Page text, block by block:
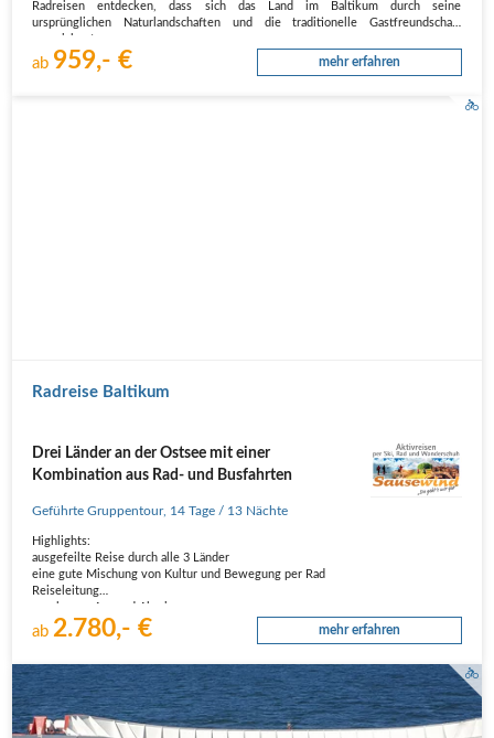
Radreisen entdecken, dass sich das Land im Baltikum durch seine
ursprünglichen Naturlandschaften und die traditionelle Gastfreundschaft
ab 959,- € mehr erfahren
Radreise Baltikum
Drei Länder an der Ostsee mit einer
Kombination aus Rad- und Busfahrten
Geführte Gruppentour, 14 Tage / 13 Nächte
Highlights:
ausgefeilte Reise durch alle 3 Länder
eine gute Mischung von Kultur und Bewegung per Rad
Reiseleitung
gute Hotels, kleine Gruppe
Zeit für eigene Aktivitäten
Drei Länder an der Ostsee mit einer Kombination aus Rad- und Busfahrten
entdecken: Städte erkunden, Strand…
ab 2.780,- € mehr erfahren